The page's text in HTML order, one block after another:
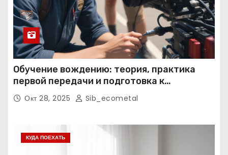
Обучение вождению: теория, практика
первой передачи и подготовка к
экзаменам
Окт 28, 2025 Sib_ecometal
КУДА ПОЕХАТЬ